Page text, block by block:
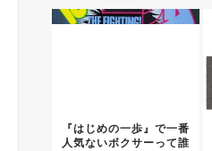
『はじめの一歩』で一番
人気ないボクサーって誰